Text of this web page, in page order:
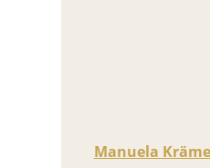
Manuela